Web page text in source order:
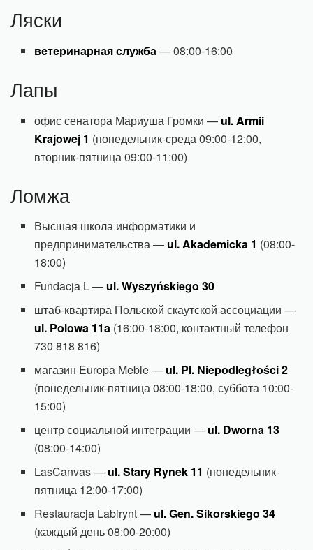
Ляски
ветеринарная служба— 08:00-16:00
Лапы
офис сенатора Мариуша Громки — ul. Armii
Krajowej 1 (понедельник-среда 09:00-12:00,
вторник-пятница 09:00-11:00)
Ломжа
Высшая школа информатики и
предпринимательства — ul. Akademicka 1 (08:00-
18:00)
Fundacja L — ul. Wyszyńskiego 30
штаб-квартира Польской скаутской ассоциации —
ul. Polowa 11a (16:00-18:00, контактный телефон
730 818 816)
магазин Europa Meble — ul. Pl. Niepodległości 2
(понедельник-пятница 08:00-18:00, суббота 10:00-
15:00)
центр социальной интеграции — ul. Dworna 13
(08:00-14:00)
LasCanvas — ul. Stary Rynek 11 (понедельник-
пятница 12:00-17:00)
Restauracja Labirynt — ul. Gen. Sikorskiego 34
(каждый день 08:00-20:00)